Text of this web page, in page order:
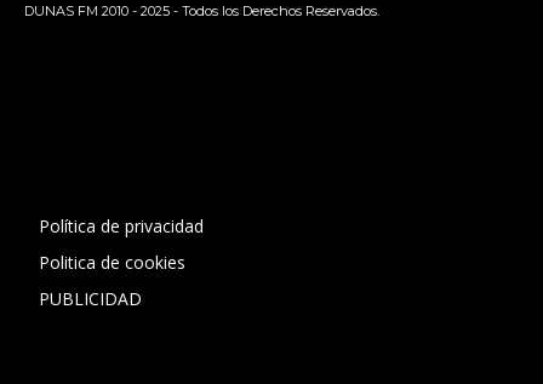
DUNAS FM 2010 - 2025 - Todos los Derechos Reservados.
Política de privacidad
Politica de cookies
PUBLICIDAD